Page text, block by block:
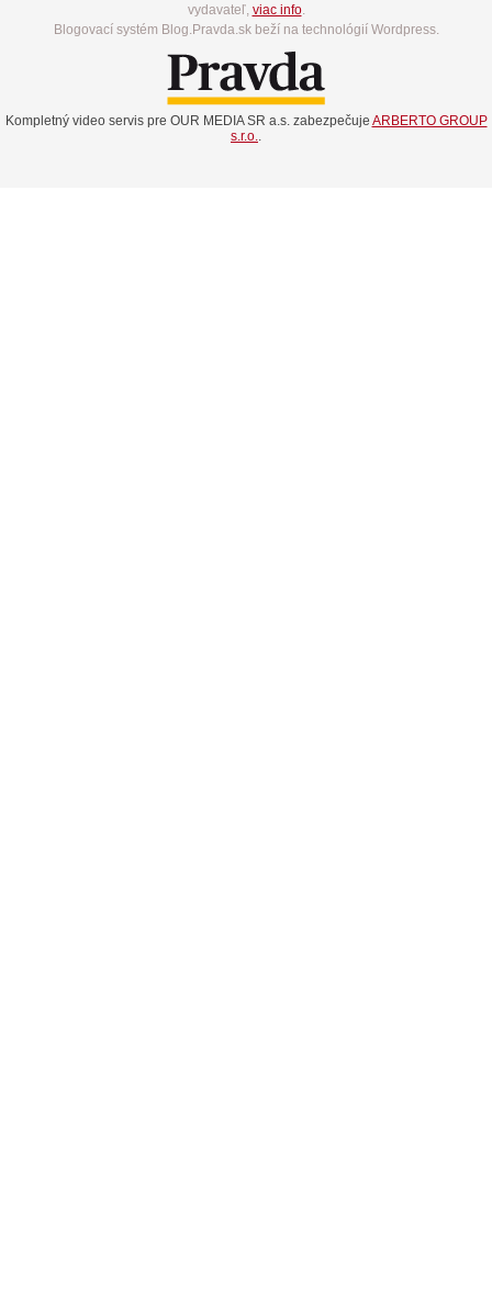
vydavateľ, viac info.
Blogovací systém Blog.Pravda.sk beží na technológií Wordpress.
Kompletný video servis pre OUR MEDIA SR a.s. zabezpečuje ARBERTO GROUP
s.r.o..